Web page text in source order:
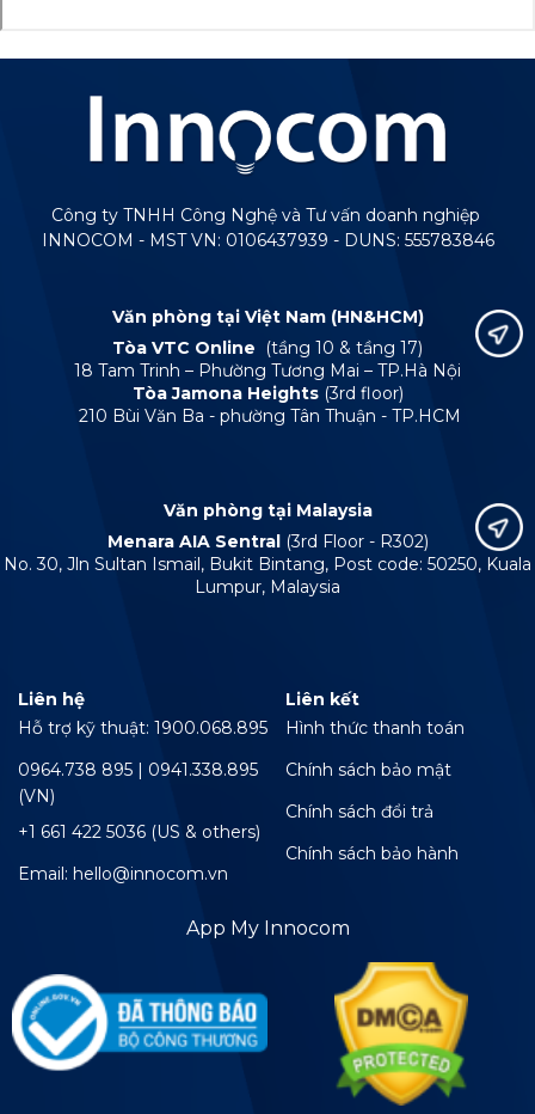
Công ty TNHH Công Nghệ và Tư vấn doanh nghiệp
INNOCOM - MST VN: 0106437939 - DUNS: 555783846
Văn phòng tại Việt Nam (HN&HCM)
Tòa VTC Online
(tầng 10 & tầng 17)
18 Tam Trinh – Phường Tương Mai – TP.Hà Nội
Tòa Jamona Heights (3rd floor)
210 Bùi Văn Ba - phường Tân Thuận - TP.HCM
Văn phòng tại Malaysia
Menara AIA Sentral (3rd Floor - R302)
No. 30, Jln Sultan Ismail, Bukit Bintang, Post code: 50250, Kuala
Lumpur, Malaysia
Liên hệ
Hỗ trợ kỹ thuật: 1900.068.895
0964.738 895 | 0941.338.895
(VN)
+1 661 422 5036 (US & others)
Email: hello@innocom.vn
Liên kết
Hình thức thanh toán
Chính sách bảo mật
Chính sách đổi trả
Chính sách bảo hành
App My Innocom